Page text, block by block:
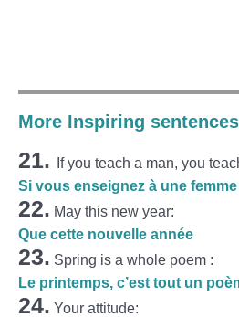
More Inspiring
21.
If you teach a man, you
Si vous enseignez à une femme
22. May this new year:
Que cette nouvelle année
23. Spring is a whole poem :
Le printemps, c’est tout un
24. Your attitude: